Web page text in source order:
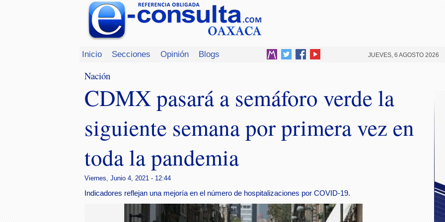
Inicio Secciones Opinión Blogs JUEVES, 6 AGOSTO 2026
Nación
CDMX pasará a semáforo verde la
siguiente semana por primera vez en
toda la pandemia
Viernes, Junio 4, 2021 - 12:44
Indicadores reflejan una mejoría en el número de hospitalizaciones por COVID-19.